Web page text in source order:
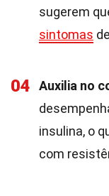
sugerem
sintomas
04 Auxilia no
insulina, o
com